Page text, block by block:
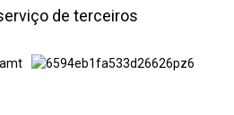
de terceiros